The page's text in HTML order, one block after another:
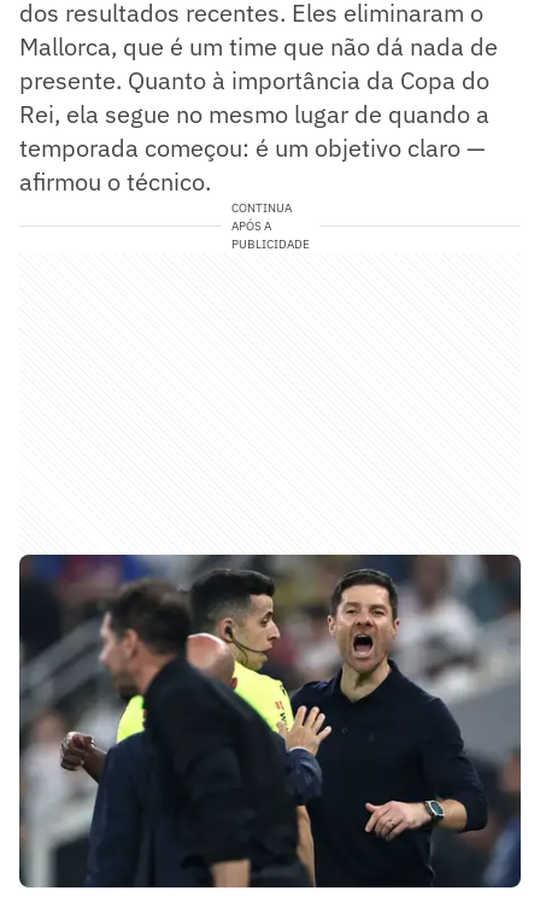
dos resultados recentes. Eles eliminaram o
Mallorca, que é um time que não dá nada de
presente. Quanto à importância da Copa do
Rei, ela segue no mesmo lugar de quando a
temporada começou: é um objetivo claro —
afirmou o técnico.
CONTINUA
APÓS A
PUBLICIDADE